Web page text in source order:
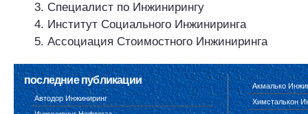
Специалист по Инжинирингу
Институт Социального Инжиниринга
Ассоциация Стоимостного Инжиниринга
последние публикации
Автодор Инжиниринг
Акмалько
Химсталькон